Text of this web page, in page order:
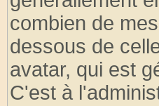
combien de
dessous de
avatar, qui est
C'est à